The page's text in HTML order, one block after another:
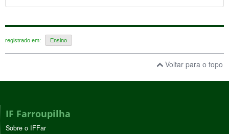
registrado em: Ensino
Voltar para o topo
IF Farroupilha
Sobre o IFFar